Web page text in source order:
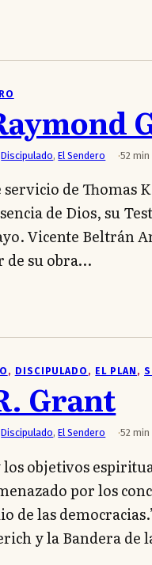
Discipulado,El Sendero 52
servicio de
de Dios, su
Vicente Beltrán
de su obra…
, DISCIPULADO , EL PLAN ,
Grant
Discipulado,El Sendero 52
objetivos
por los
de las
y la Bandera